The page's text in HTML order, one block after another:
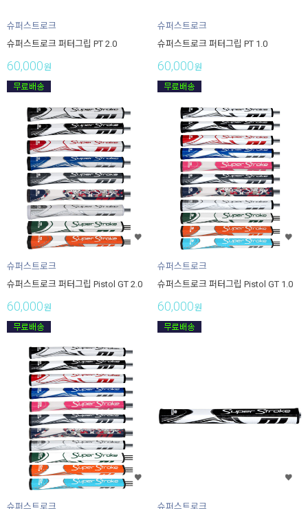
슈퍼스트로크
슈퍼스트로크 퍼터그립 PT 2.0
60,000원
슈퍼스트로크
슈퍼스트로크 퍼터그립 PT 1.0
60,000원
슈퍼스트로크
슈퍼스트로크 퍼터그립 Pistol GT 2.0
60,000원
슈퍼스트로크
슈퍼스트로크 퍼터그립 Pistol GT 1.0
60,000원
슈퍼스트로크 슈퍼스트로크